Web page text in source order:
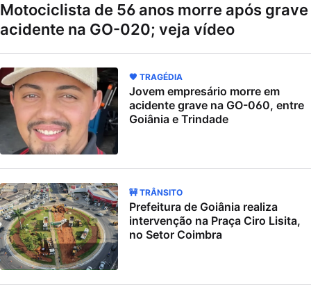
Motociclista de 56 anos morre após grave
acidente na GO-020; veja vídeo
🖤 TRAGÉDIA
Jovem empresário morre em
acidente grave na GO-060, entre
Goiânia e Trindade
🚧 TRÂNSITO
Prefeitura de Goiânia realiza
intervenção na Praça Ciro Lisita,
no Setor Coimbra